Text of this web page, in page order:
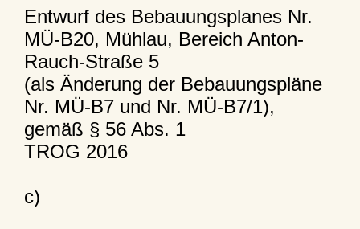
Entwurf des Bebauungsplanes Nr.
MÜ-B20, Mühlau, Bereich Anton-
Rauch-Straße 5
(als Änderung der Bebauungspläne
Nr. MÜ-B7 und Nr. MÜ-B7/1),
gemäß § 56 Abs. 1
TROG 2016
c)